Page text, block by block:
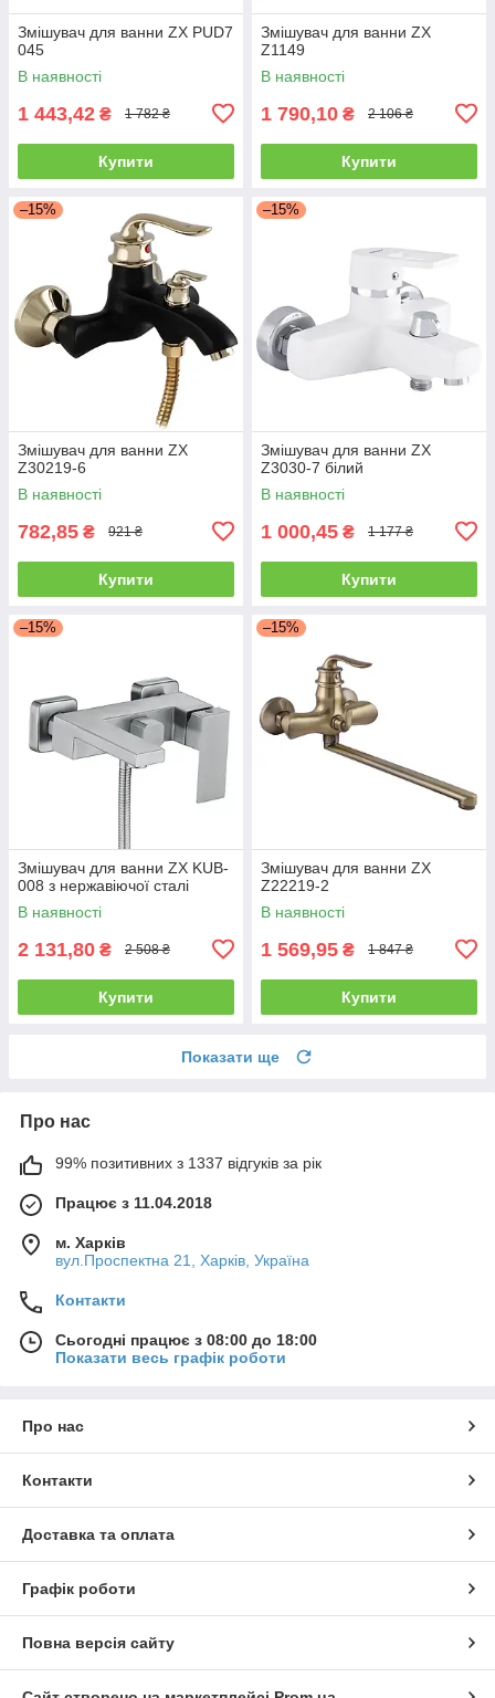
Змішувач для ванни ZX PUD7
045
В наявності
1 443,42 ₴ 1 782 ₴
Купити
Змішувач для ванни ZX
Z1149
В наявності
1 790,10 ₴ 2 106 ₴
Купити
–15%
Змішувач для ванни ZX
Z30219-6
В наявності
782,85 ₴ 921 ₴
Купити
–15%
Змішувач для ванни ZX
Z3030-7 білий
В наявності
1 000,45 ₴ 1 177 ₴
Купити
–15%
Змішувач для ванни ZX KUB-
008 з нержавіючої сталі
В наявності
2 131,80 ₴ 2 508 ₴
Купити
–15%
Змішувач для ванни ZX
Z22219-2
В наявності
1 569,95 ₴ 1 847 ₴
Купити
Показати ще
Про нас
99% позитивних з 1337 відгуків за рік
Працює з 11.04.2018
м. Харків
вул.Проспектна 21, Харків, Україна
Контакти
Сьогодні працює з 08:00 до 18:00
Показати весь графік роботи
Про нас
Контакти
Доставка та оплата
Графік роботи
Повна версія сайту